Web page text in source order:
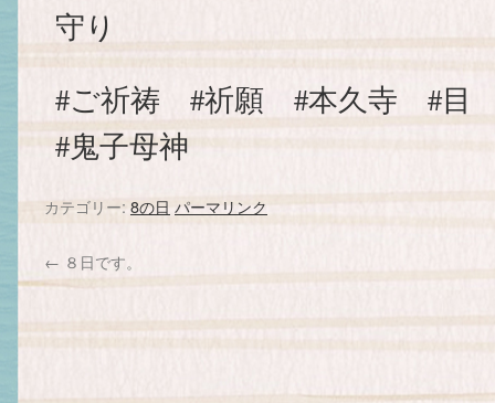
守り
#ご祈祷 #祈願 #本久寺 #
#鬼子母神
カテゴリー: 8の日 パーマリンク
← ８日です。